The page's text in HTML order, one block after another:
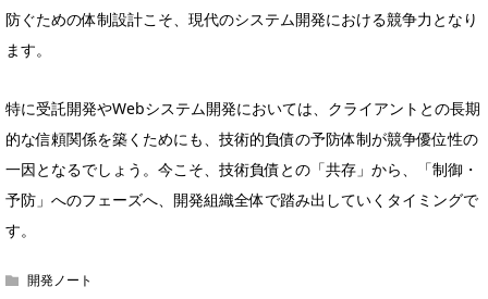
防ぐための体制設計こそ、現代のシステム開発における競争力となり
ます。
特に受託開発やWebシステム開発においては、クライアントとの長期
的な信頼関係を築くためにも、技術的負債の予防体制が競争優位性の
一因となるでしょう。今こそ、技術負債との「共存」から、「制御・
予防」へのフェーズへ、開発組織全体で踏み出していくタイミングで
す。
開発ノート